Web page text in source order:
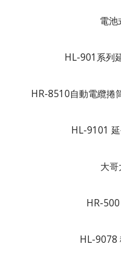
電池
HL-901系列
HR-8510自動電纜捲
HL-9101
大
HR-
HL-9078